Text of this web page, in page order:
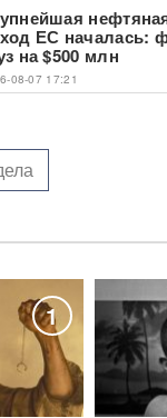
ЕС началась:
на $500 млн
08-07 17:21
1